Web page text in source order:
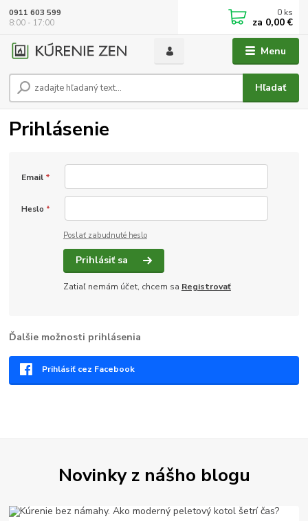
Menu
Hľadať
0911 603 599
8:00 - 17:00
0 ks
za 0,00 €
Prihlásenie
Email *
Heslo *
Poslať zabudnuté heslo
Prihlásiť sa
Zatiaľ nemám účet, chcem sa Registrovať
Ďalšie možnosti prihlásenia
Prihlásiť cez Facebook
Novinky z nášho blogu